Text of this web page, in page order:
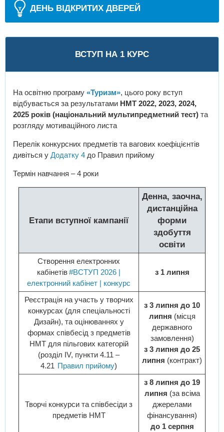
ДЕНЬ ВІДКРИТИХ ДВЕРЕЙ
ВСТУП НА 1 КУРС
На освітню програму «Туризм», цього року вступ
відбувається за результатами НМТ 2022, 2023, 2024,
2025 років (національний мультипредметний тест) та
розгляду мотиваційного листа
Перелік конкурсних предметів та вагових коефіцієнтів
дивіться у Додатку 4 до Правил прийому
Термін навчання – 4 роки
Етапи вступної кампанії
Денна, заочна,
дистанційна
форми
здобуття
освіти
Створення електронних
кабінетів#ВСТУП 2026 |
електронний кабінет | конкурс
з 1 липня
Реєстрація на участь у творчих
конкурсах (для спеціальності
Дизайн), та оцінюваннях у
формах співбесід з предметів
НМТ для пільгових категорій
(розділ IV, пункти 4.11 –
4.21 Правил прийому)
з 3 липня до 10
липня (місця
державного
замовлення)
з 3 липня до 25
липня (контракт)
Творчі конкурси та співбесіди з
предметів НМТ
з 8 липня до 19
липня (за всіма
джерелами
фінансування)
до 1 серпня